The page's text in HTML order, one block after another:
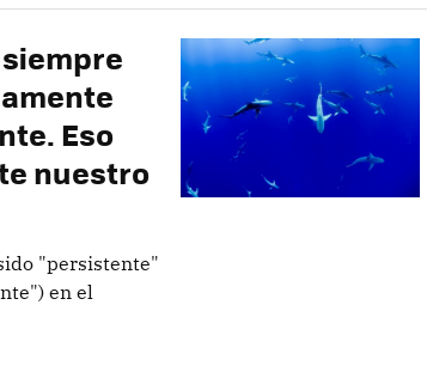
Eso
nuestro
"persistente"
en el